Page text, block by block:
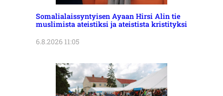
Somalialaissyntyisen Ayaan Hirsi Alin tie
muslimista ateistiksi ja ateistista kristityksi
6.8.2026 11:05